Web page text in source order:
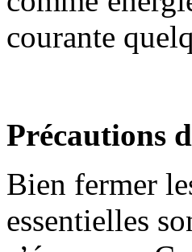
courante
Précautions
Bien fermer
essentielles